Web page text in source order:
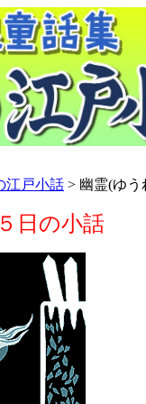
江戸小話 > 幽霊(ゆう
日の小話